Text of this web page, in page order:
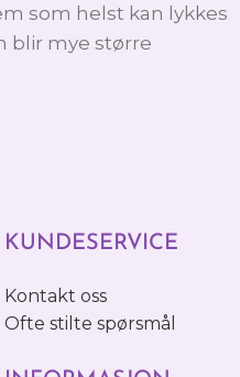
som helst kan lykkes
blir mye større
KUNDESERVICE
Kontakt oss
Ofte stilte spørsmål